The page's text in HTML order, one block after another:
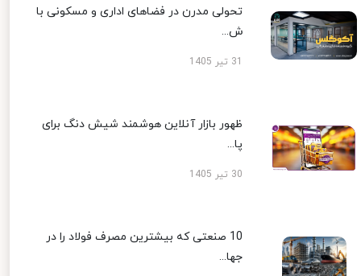
تحولی مدرن در فضاهای اداری و مسکونی با
ش...
ظهور بازار آنلاین هوشمند شیش دنگ برای
پا...
30 تیر 1405
10 صنعتی که بیشترین مصرف فولاد را در
جها...